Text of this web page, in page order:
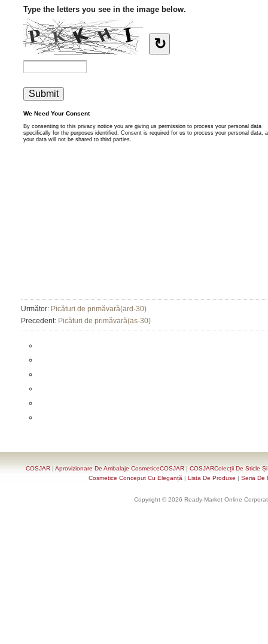
Următor: Picături de primăvară(ard-30)
Precedent: Picături de primăvară(as-30)
COSJAR | Aprovizionare De Ambalaje CosmeticeCOSJAR | COSJARColecții De Sticle
Cosmetice Conceput Cu Eleganță | Lista De Produse | Seria De
Copyright © 2026 Ready-Market Online